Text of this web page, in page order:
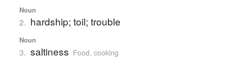
Noun
2. hardship; toil; trouble
Noun
3. saltiness Food, cooking